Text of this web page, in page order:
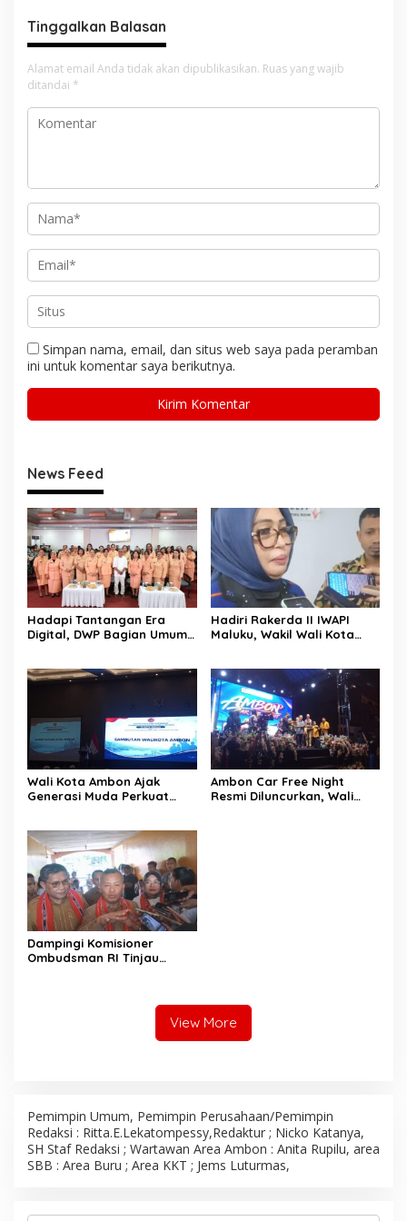
Tinggalkan Balasan
Alamat email Anda tidak akan dipublikasikan. Ruas yang wajib
ditandai *
Simpan nama, email, dan situs web saya pada peramban
ini untuk komentar saya berikutnya.
News Feed
Hadapi Tantangan Era
Digital, DWP Bagian Umum
Pola Asuh Holistik
Hadiri Rakerda II IWAPI
Maluku, Wakil Wali Kota
Pengusaha Perempuan
Wali Kota Ambon Ajak
Generasi Muda Perkuat
Ambon Car Free Night
Resmi Diluncurkan, Wali
Dampingi Komisioner
Ombudsman RI Tinjau
View More
Pemimpin Umum, Pemimpin Perusahaan/Pemimpin
Redaksi : Ritta.E.Lekatompessy,Redaktur ; Nicko Katanya,
SH Staf Redaksi ; Wartawan Area Ambon : Anita Rupilu, area
SBB : Area Buru ; Area KKT ; Jems Luturmas,